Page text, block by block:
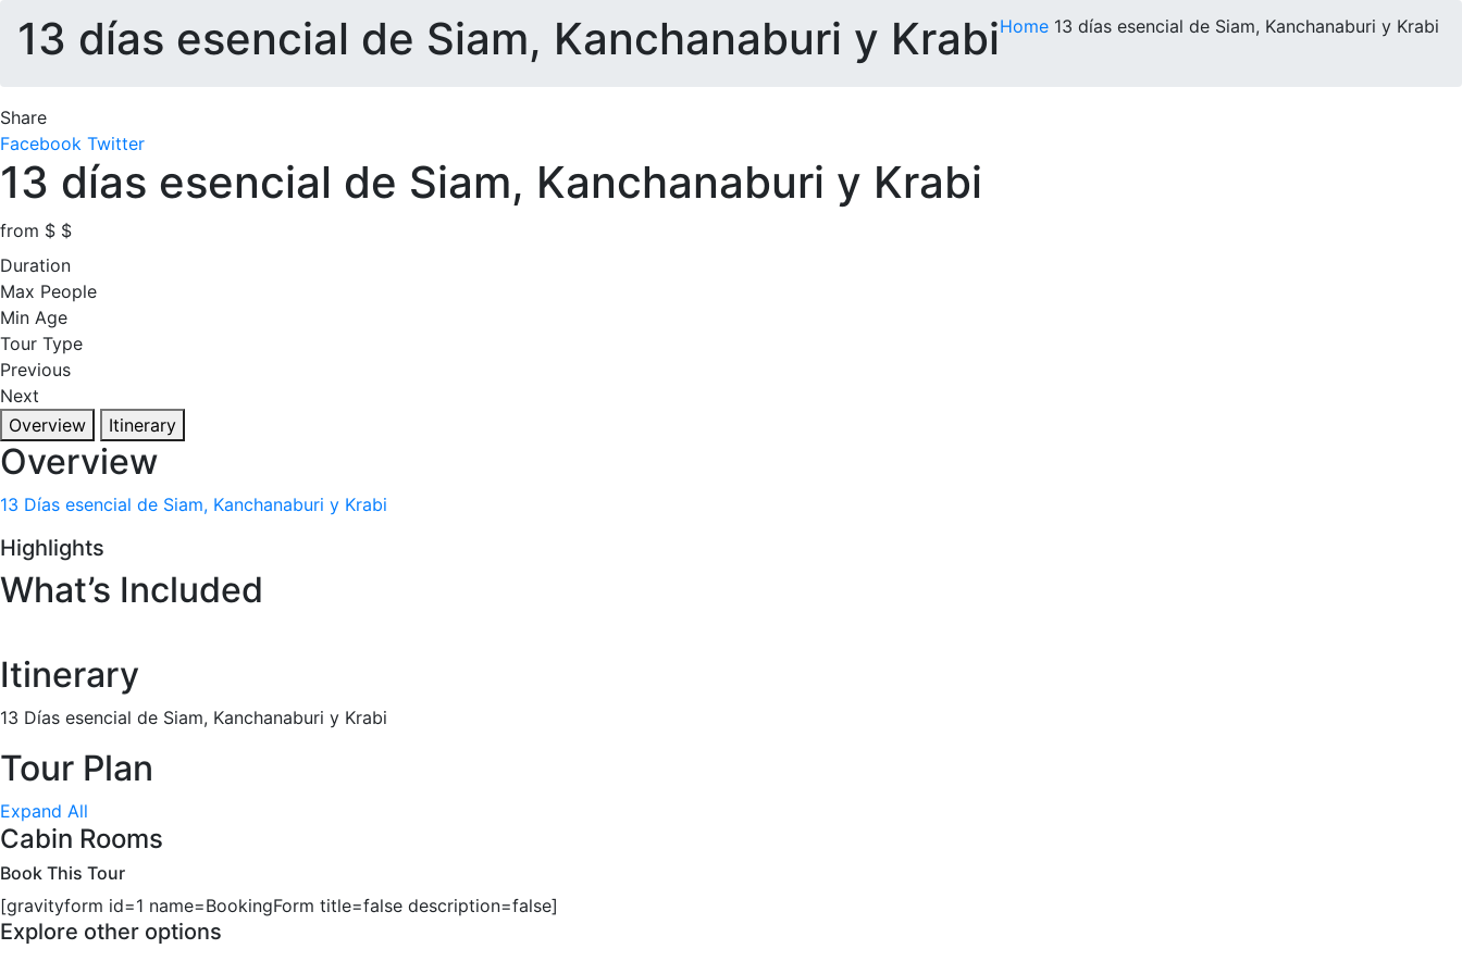
13 días esencial de Siam, Kanchanaburi y KrabiHome 13 días esencial de Siam, Kanchanaburi y Krabi
Share
Facebook Twitter
13 días esencial de Siam, Kanchanaburi y Krabi
from $ $
Duration
Max People
Min Age
Tour Type
Previous
Next
Overview
Itinerary
Overview
13 Días esencial de Siam, Kanchanaburi y Krabi
Highlights
What’s Included
Itinerary
13 Días esencial de Siam, Kanchanaburi y Krabi
Tour Plan
Expand All
Cabin Rooms
Book This Tour
[gravityform id=1 name=BookingForm title=false description=false]
Explore other options